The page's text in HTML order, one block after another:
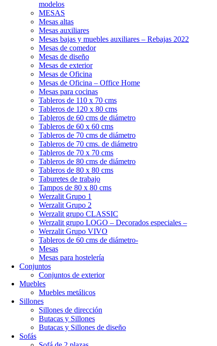
modelos
MESAS
Mesas altas
Mesas auxiliares
Mesas bajas y muebles auxiliares – Rebajas 2022
Mesas de comedor
Mesas de diseño
Mesas de exterior
Mesas de Oficina
Mesas de Oficina – Office Home
Mesas para cocinas
Tableros de 110 x 70 cms
Tableros de 120 x 80 cms
Tableros de 60 cms de diámetro
Tableros de 60 x 60 cms
Tableros de 70 cms de diámetro
Tableros de 70 cms. de diámetro
Tableros de 70 x 70 cms
Tableros de 80 cms de diámetro
Tableros de 80 x 80 cms
Taburetes de trabajo
Tampos de 80 x 80 cms
Werzalit Grupo 1
Werzalit Grupo 2
Werzalit grupo CLASSIC
Werzalit grupo LOGO – Decorados especiales –
Werzalit Grupo VIVO
Tableros de 60 cms de diámetro-
Mesas
Mesas para hostelería
Conjuntos
Conjuntos de exterior
Muebles
Muebles metálicos
Sillones
Sillones de dirección
Butacas y Sillones
Butacas y Sillones de diseño
Sofás